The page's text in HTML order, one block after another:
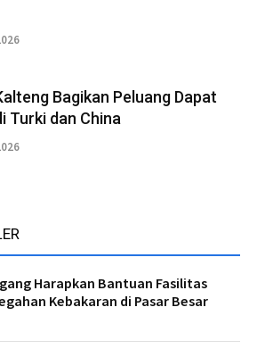
Bagikan Peluang Dapat
Turki dan China
Harapkan Bantuan Fasilitas
Kebakaran di Pasar Besar